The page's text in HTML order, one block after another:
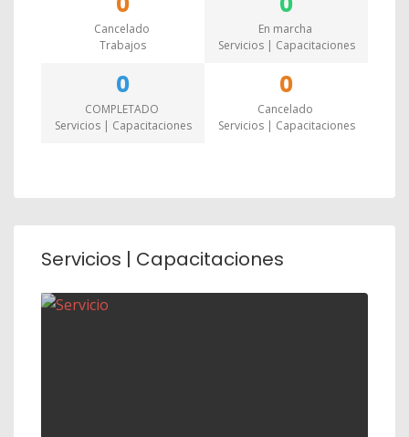
Cancelado
Trabajos
En marcha
Servicios | Capacitaciones
0
COMPLETADO
Servicios | Capacitaciones
0
Cancelado
Servicios | Capacitaciones
Servicios | Capacitaciones